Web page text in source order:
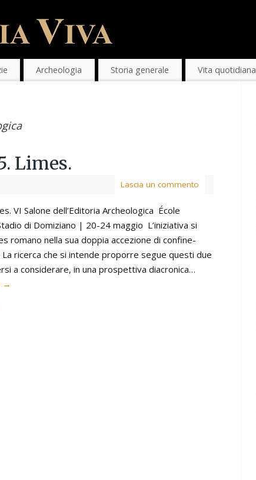
Archeologia Storia generale Vita quotidiana
Limes.
Lascia un commento
VI Salone dell’Editoria Archeologica École
di Domiziano | 20-24 maggio L’iniziativa si
romano nella sua doppia accezione di confine-
ricerca che si intende proporre segue questi due
a considerare, in una prospettiva diacronica…
→